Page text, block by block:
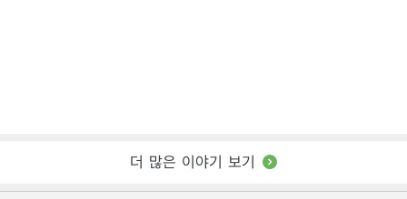
더 많은 이야기 보기